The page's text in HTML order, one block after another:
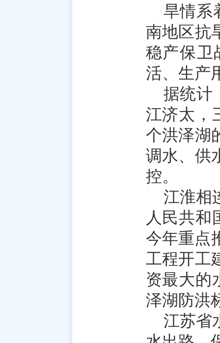
旱情系
南地区抗
稳产保卫
活、生产
据统计
江济太，
个洪泽湖
调水、供
控。
江淮相
人民共和
今年重点
工程开工
资最大的
泽湖防洪
江苏省